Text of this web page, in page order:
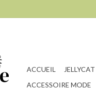
ACCUEIL JELLYCAT
ACCESSOIRE MODE